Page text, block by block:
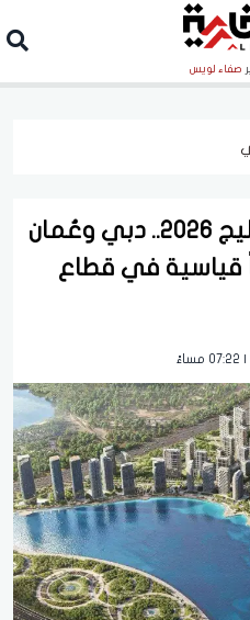
صفاء لويس
طفرة عقارية في الخليج 2026.. دبي وعُمان
قياسية في قطاع